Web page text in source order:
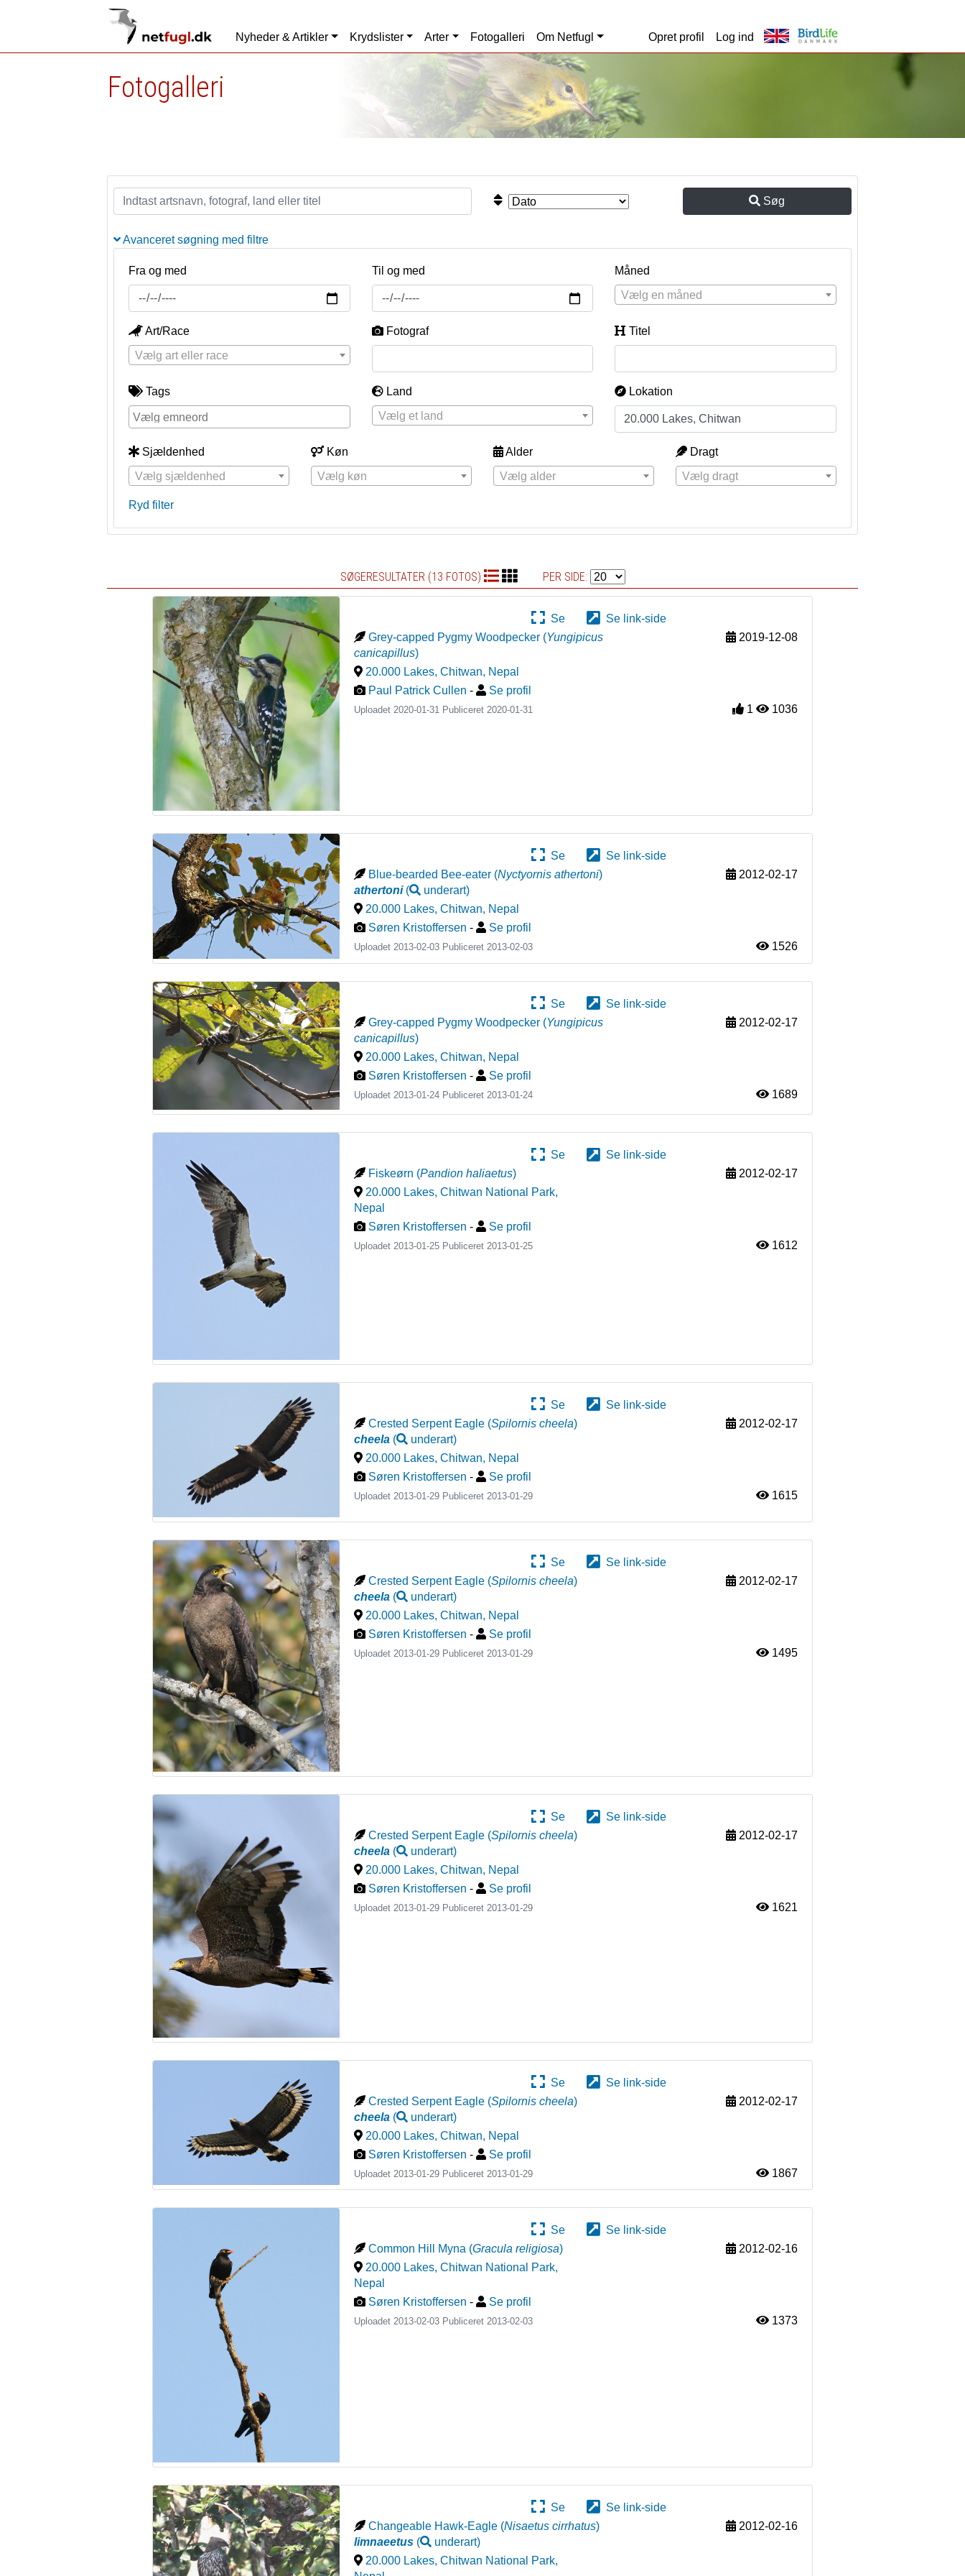
Nyheder & Artikler Krydslister Arter Fotogalleri Om Netfugl Opret profil Log ind
Fotogalleri
Søg
Avanceret søgning med filtre
Fra og med Til og med
Måned
Vælg en måned
Art/Race
Vælg art eller race
Fotograf Titel
Tags
Land
Vælg et land
Lokation
Sjældenhed
Vælg sjældenhed
Køn
Vælg køn
Alder
Vælg alder
Dragt
Vælg dragt
Ryd filter
SØGERESULTATER (13 FOTOS) PER SIDE:
Se
Se link-side
Grey-capped Pygmy Woodpecker (Yungipicus
canicapillus)
2019-12-08
20.000 Lakes, Chitwan, Nepal
Paul Patrick Cullen- Se profil
Uploadet 2020-01-31 Publiceret2020-01-31 1 1036
Se
Se link-side
Blue-bearded Bee-eater (Nyctyornis athertoni)
athertoni( underart)
2012-02-17
20.000 Lakes, Chitwan, Nepal
Søren Kristoffersen - Se profil
Uploadet 2013-02-03 Publiceret2013-02-03 1526
Se
Se link-side
Grey-capped Pygmy Woodpecker (Yungipicus
canicapillus)
2012-02-17
20.000 Lakes, Chitwan, Nepal
Søren Kristoffersen - Se profil
Uploadet 2013-01-24 Publiceret 2013-01-24 1689
Se
Se link-side
Fiskeørn (Pandion haliaetus)
2012-02-17
20.000 Lakes, Chitwan National Park,
Nepal
Søren Kristoffersen - Se profil
Uploadet 2013-01-25 Publiceret2013-01-25 1612
Se
Se link-side
Crested Serpent Eagle (Spilornis cheela)
cheela ( underart)
2012-02-17
20.000 Lakes, Chitwan, Nepal
Søren Kristoffersen - Se profil
Uploadet 2013-01-29 Publiceret 2013-01-29 1615
Se
Se link-side
Crested Serpent Eagle (Spilornis cheela)
cheela ( underart)
2012-02-17
20.000 Lakes, Chitwan, Nepal
Søren Kristoffersen - Se profil
Uploadet 2013-01-29 Publiceret 2013-01-29 1495
Se
Se link-side
Crested Serpent Eagle (Spilornis cheela)
cheela ( underart)
2012-02-17
20.000 Lakes, Chitwan, Nepal
Søren Kristoffersen - Se profil
Uploadet 2013-01-29 Publiceret2013-01-29 1621
Se
Se link-side
Crested Serpent Eagle (Spilornis cheela)
cheela ( underart)
2012-02-17
20.000 Lakes, Chitwan, Nepal
Søren Kristoffersen - Se profil
Uploadet 2013-01-29 Publiceret 2013-01-29 1867
Se
Se link-side
Common Hill Myna (Gracula religiosa)
2012-02-16
20.000 Lakes, Chitwan National Park,
Nepal
Søren Kristoffersen - Se profil
Uploadet 2013-02-03 Publiceret2013-02-03 1373
Se
Se link-side
Changeable Hawk-Eagle (Nisaetus cirrhatus)
limnaeetus ( underart)
2012-02-16
20.000 Lakes, Chitwan National Park,